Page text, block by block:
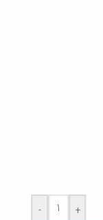
- +